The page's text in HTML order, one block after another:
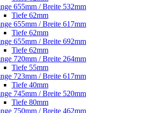
655mm / Breite 532mm
Tiefe 62mm
655mm / Breite 617mm
Tiefe 62mm
655mm / Breite 692mm
Tiefe 62mm
720mm / Breite 264mm
Tiefe 55mm
723mm / Breite 617mm
Tiefe 40mm
745mm / Breite 520mm
Tiefe 80mm
750mm / Breite 462mm